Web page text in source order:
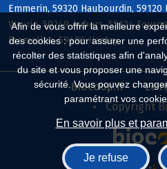
Afin de vous offrir la meilleure
des cookies : pour assurer une
récolter des statistiques afin
du site et vous proposer une
sécurité. Vous pouvez
paramétrant vos
En savoir plus et
Je refuse
Emmerin, 59320 Haubourdin, 59120
Wavrin, 59249 Aubers, 59134
Fromelles, 59496 Hantay
Biocoop.fr
Le
Copyright